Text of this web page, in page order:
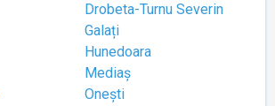
Drobeta-Turnu Severin
Galați
Hunedoara
Mediaș
Onești